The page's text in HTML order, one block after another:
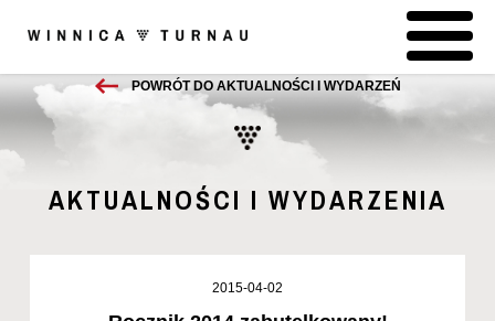
POWRÓT DO AKTUALNOŚCI I WYDARZEŃ
AKTUALNOŚCI I WYDARZENIA
2015-04-02